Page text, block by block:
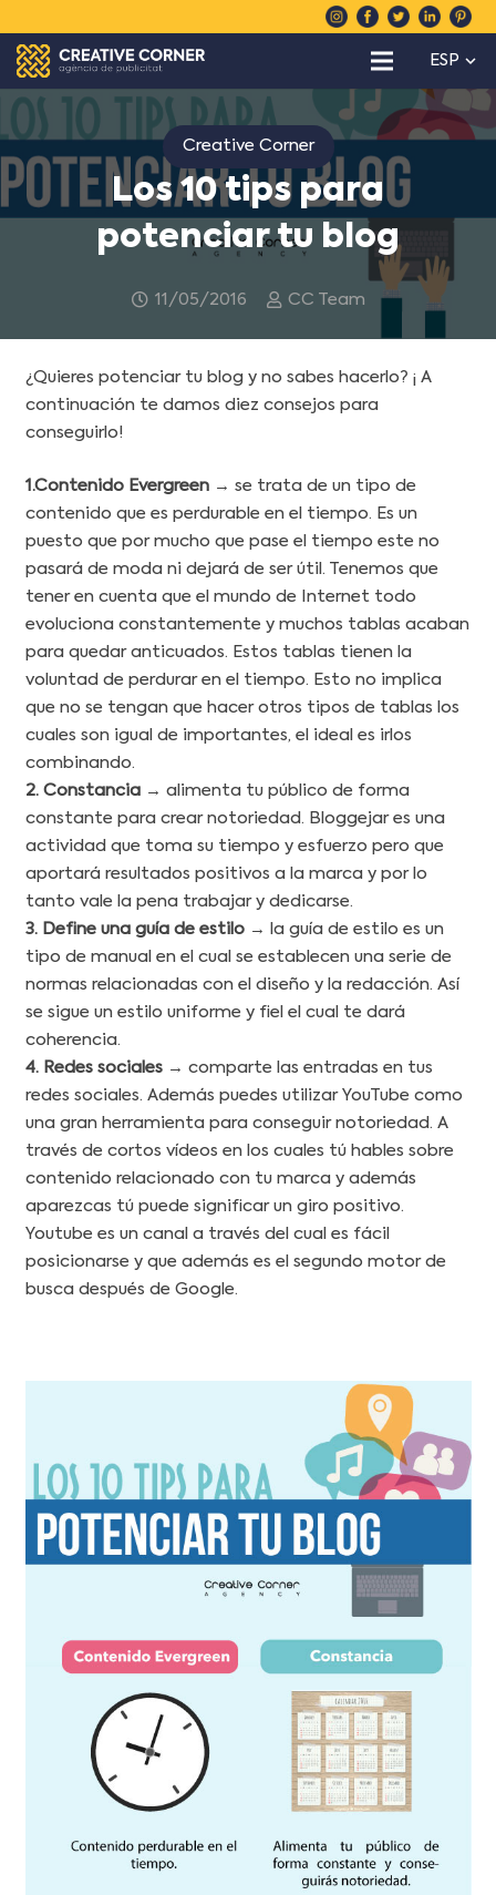
ESP
Creative Corner
Los 10 tips para
potenciar tu blog
11/05/2016 CC Team
¿Quieres potenciar tu blog y no sabes hacerlo? ¡ A
continuación te damos diez consejos para
conseguirlo!
1.Contenido Evergreen→ se trata de un tipo de
contenido que es perdurable en el tiempo. Es un
puesto que por mucho que pase el tiempo este no
pasará de moda ni dejará de ser útil. Tenemos que
tener en cuenta que el mundo de Internet todo
evoluciona constantemente y muchos tablas acaban
para quedar anticuados. Estos tablas tienen la
voluntad de perdurar en el tiempo. Esto no implica
que no se tengan que hacer otros tipos de tablas los
cuales son igual de importantes, el ideal es irlos
combinando.
2. Constancia → alimenta tu público de forma
constante para crear notoriedad. Bloggejar es una
actividad que toma su tiempo y esfuerzo pero que
aportará resultados positivos a la marca y por lo
tanto vale la pena trabajar y dedicarse.
3. Define una guía de estilo→ la guía de estilo es un
tipo de manual en el cual se establecen una serie de
normas relacionadas con el diseño y la redacción. Así
se sigue un estilo uniforme y fiel el cual te dará
coherencia.
4. Redes sociales→ comparte las entradas en tus
redes sociales. Además puedes utilizar YouTube como
una gran herramienta para conseguir notoriedad. A
través de cortos vídeos en los cuales tú hables sobre
contenido relacionado con tu marca y además
aparezcas tú puede significar un giro positivo.
Youtube es un canal a través del cual es fácil
posicionarse y que además es el segundo motor de
busca después de Google.